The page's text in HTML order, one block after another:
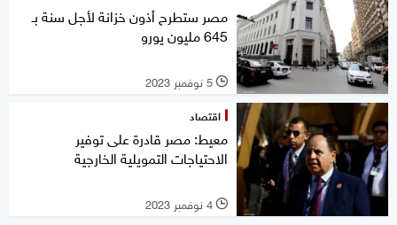
مصر ستطرح أذون خزانة لأجل سنة بـ
645 مليون يورو
l 5 نوفمبر 2023
اقتصاد
معيط: مصر قادرة على توفير
الاحتياجات التمويلية الخارجية
l 4 نوفمبر 2023